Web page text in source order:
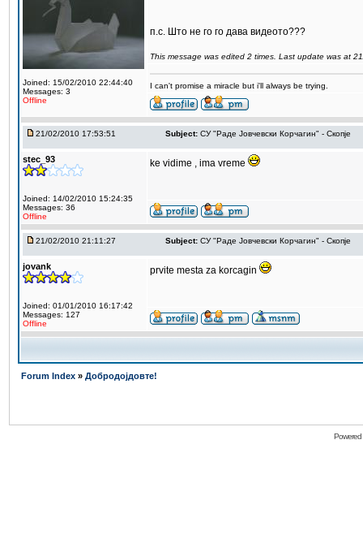
Joined: 15/02/2010 22:44:40
Messages: 3
Offline
п.с. Што не го го дава видеото???
This message was edited 2 times. Last update was at
I can't promise a miracle but i'll always be trying.
21/02/2010 17:53:51 Subject: СУ "Раде Јовчевски Корчагин" - Скопје
stec_93
Joined: 14/02/2010 15:24:35
Messages: 36
Offline
ke vidime , ima vreme
21/02/2010 21:11:27 Subject: СУ "Раде Јовчевски Корчагин" - Скопје
jovank
Joined: 01/01/2010 16:17:42
Messages: 127
Offline
prvite mesta za korcagin
Forum Index » Добродојдовте!